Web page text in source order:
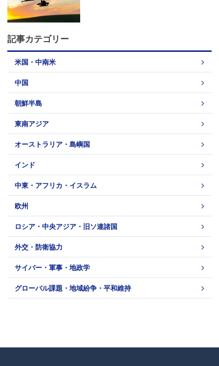
記事カテゴリー
米国・中南米
中国
朝鮮半島
東南アジア
オーストラリア・島嶼国
インド
中東・アフリカ・イスラム
欧州
ロシア・中央アジア・旧ソ連諸国
外交・防衛協力
サイバー・軍事・地政学
グローバル課題・地域紛争・平和維持